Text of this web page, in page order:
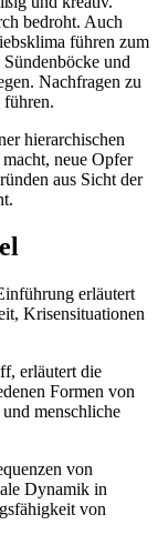
bedroht. Auch
führen zum
und
Nachfragen zu
führen.
hierarchischen
neue Opfer
aus Sicht der
erläutert
Krisensituationen
erläutert die
Formen von
menschliche
von
Dynamik in
von